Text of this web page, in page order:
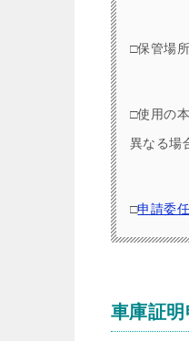
□保管場
□使用の
異なる場
□申請委
車庫証